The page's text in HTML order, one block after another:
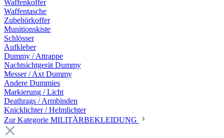
Waffenkoffer
Waffentasche
Zubehörkoffer
Munitionskiste
Schlösser
Aufkleber
Dummy / Attrappe
Nachtsichtgerät Dummy
Messer / Axt Dummy
Andere Dummies
Markierung / Licht
Deathrags / Armbinden
Knicklichter / Helmlichter
Zur Kategorie MILITÄRBEKLEIDUNG